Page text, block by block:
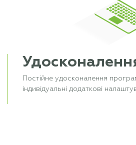
Постійне удосконалення
індивідуальні додаткові